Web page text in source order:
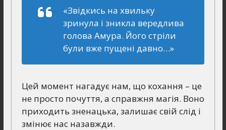
«Звідкись на хвильку
зринула і зникла вередлива
голова Амура. Його стріли
були вже пущені давно…»
Цей момент нагадує нам, що кохання – це
не просто почуття, а справжня магія. Воно
приходить зненацька, залишає свій слід і
змінює нас назавжди.